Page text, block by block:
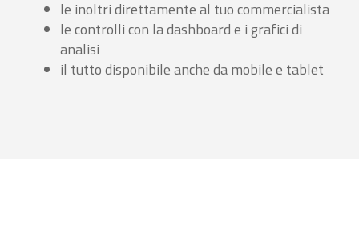
le inoltri direttamente al tuo commercialista
le controlli con la dashboard e i grafici di
analisi
il tutto disponibile anche da mobile e tablet